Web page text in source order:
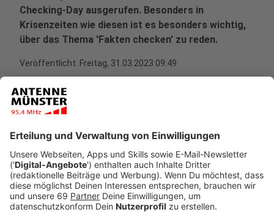
Checking-Day ausgerufen. Besonders in
Krisenzeiten wie diesen ist es besonders wichtig,
über das Thema 'Fakten checken' zu reden.
Veröffentlicht: Freitag, 31.03.2023 09:49
Anzeige
Die Corona-Krise und der Krieg in der Ukraine haben
gezeigt, wie wichtig es ist, auf Wahr- und
Unwahrheiten hinzuweisen. Denn gerade in den
sozialen Medien finden sich immer häufiger Posts, die
schlicht falsch - oder sogar bewusste Propaganda
sind. Unser Kollege Thorsten Ortmann recherchiert für